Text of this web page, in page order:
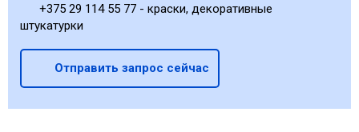
+375 29 114 55 77 - краски, декоративные
штукатурки
Отправить запрос сейчас